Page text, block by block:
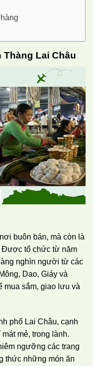
Lai Châu
buôn bán, mà còn là
Được tổ chức từ năm
nghìn người từ các
Dao, Giáy và
mua sắm, giao lưu và
phố Lai Châu, cạnh
mẻ, trong lành.
ngưỡng các trang
thức những món ăn